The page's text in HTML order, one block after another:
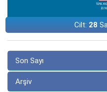
Cilt: 28
Son Sayı
Arşiv